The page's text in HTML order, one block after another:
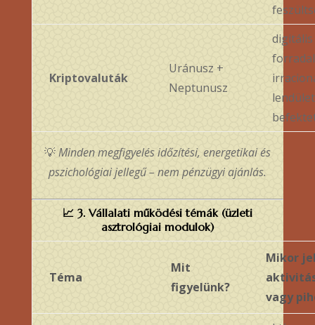
Kriptovaluták
Uránusz +
Neptunusz
digitális
💡Minden megfigyelés időzítési, energetikai és
pszichológiai jellegű – nem pénzügyi ajánlás.
📈 3. Vállalati működési témák (üzleti
asztrológiai modulok)
Téma
Mit
figyelünk?
Mikor
vagy